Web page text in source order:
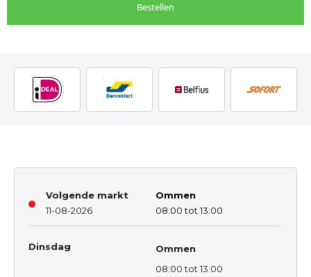
Bestellen
Volgende markt
11-08-2026
Ommen
08:00 tot 13:00
Dinsdag
Ommen
08:00 tot 13:00